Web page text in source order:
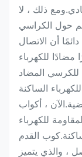
ذلك ، لا
حول الكراسي
أن الاتصال
للكهرباء
للكرسي المضاد
الساكنة
، أكواب
للكهرباء
القدم
، والذي يتميز